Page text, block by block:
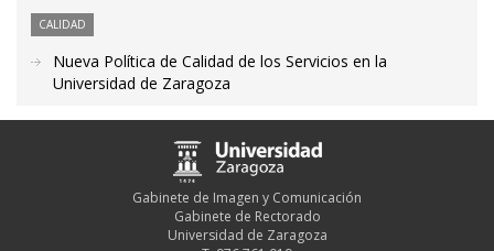
CALIDAD
Nueva Política de Calidad de los Servicios en la
Universidad de Zaragoza
Gabinete de Imagen y Comunicación
Gabinete de Rectorado
Universidad de Zaragoza